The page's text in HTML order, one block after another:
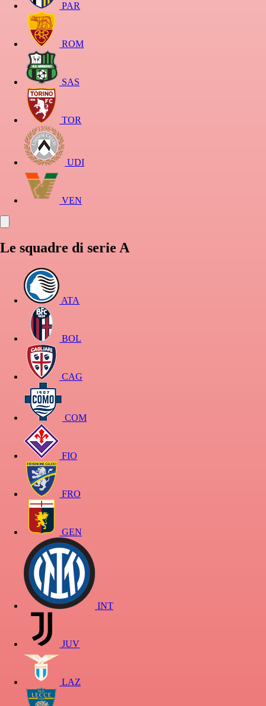
PAR
ROM
SAS
TOR
UDI
VEN
Le squadre di serie A
ATA
BOL
CAG
COM
FIO
FRO
GEN
INT
JUV
LAZ